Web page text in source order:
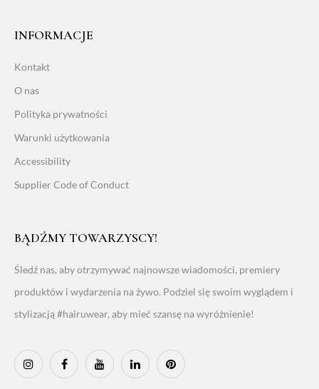
INFORMACJE
Kontakt
O nas
Polityka prywatności
Warunki użytkowania
Accessibility
Supplier Code of Conduct
BĄDŹMY TOWARZYSCY!
Śledź nas, aby otrzymywać najnowsze wiadomości, premiery
produktów i wydarzenia na żywo. Podziel się swoim wyglądem i
stylizacją #hairuwear, aby mieć szansę na wyróżnienie!